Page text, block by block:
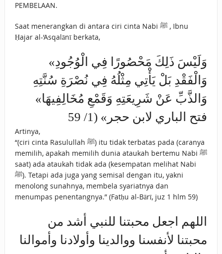
PEMBELAAN.
Saat menerangkan di antara ciri cinta Nabi ﷺ , Ibnu
Ḥajar al-‘Asqalānī berkata,
«وَلَيْسَ ذَلِكَ مَحْصُورًا فِي الْوُجُودِ
وَالْفَقْدِ بَلْ يَأْتِي مِثْلُهُ فِي نُصْرَةِ سُنَّتِهِ
وَالذَّبِّ عَنْ شَرِيعَتِهِ وَقَمْعِ مُخَالِفِيهَا»
فتح الباري لابن حجر» (1/ 59
Artinya,
“(ciri cinta Rasulullah ﷺ) itu tidak terbatas pada (caranya
memilih, apakah memilih dunia ataukah bertemu Nabi ﷺ
saat) ada ataukah tidak ada (kesempatan melihat Nabi
ﷺ). Tetapi ada juga yang semisal dengan itu, yakni
menolong sunahnya, membela syariatnya dan
menumpas penentangnya.” (Fatḥu al-Bārī, juz 1 hlm 59)
اللهم اجعل محبتنا للنبي أشد من
محبتنا لأنفسنا ووالدينا وأولادنا وأموالنا